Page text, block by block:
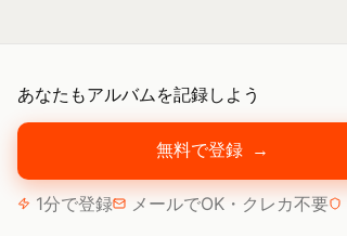
あなたもアルバムを記録しよう
無料で登録 →
1分で登録 メールでOK・クレカ不要